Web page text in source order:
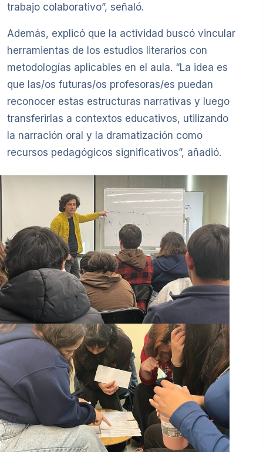
trabajo colaborativo”, señaló.
Además, explicó que la actividad buscó vincular
herramientas de los estudios literarios con
metodologías aplicables en el aula. “La idea es
que las/os futuras/os profesoras/es puedan
reconocer estas estructuras narrativas y luego
transferirlas a contextos educativos, utilizando
la narración oral y la dramatización como
recursos pedagógicos significativos”, añadió.